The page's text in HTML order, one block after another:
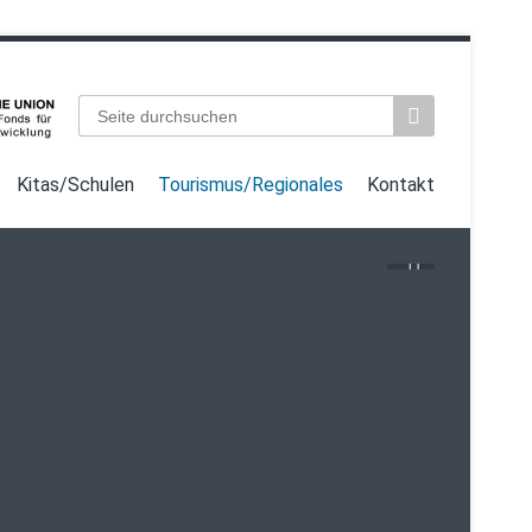
Suchbegriffe
Kitas/Schulen Tourismus/Regionales Kontakt